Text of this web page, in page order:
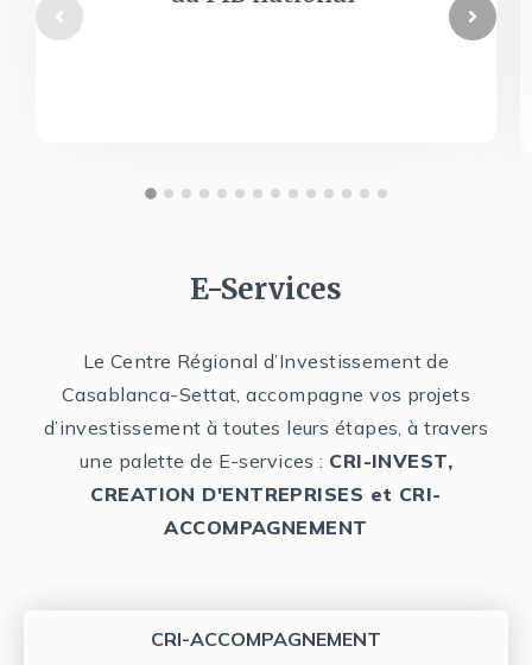
E-Services
Le Centre Régional d’Investissement de
Casablanca-Settat, accompagne vos projets
d’investissement à toutes leurs étapes, à travers
une palette de E-services : CRI-INVEST,
CREATION D'ENTREPRISES et CRI-
ACCOMPAGNEMENT
CRI-ACCOMPAGNEMENT